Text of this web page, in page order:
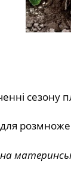
сезону